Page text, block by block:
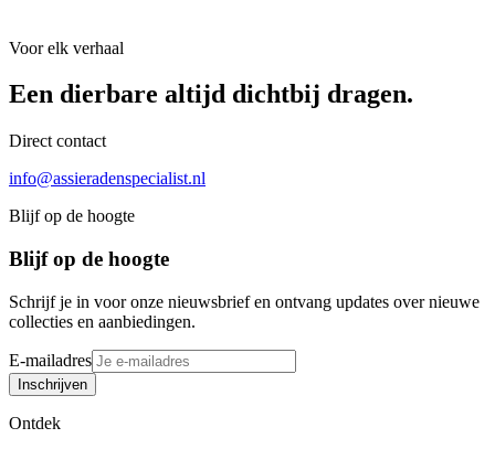
Voor elk verhaal
Een dierbare altijd dichtbij dragen.
Direct contact
info@assieradenspecialist.nl
Blijf op de hoogte
Blijf op de hoogte
Schrijf je in voor onze nieuwsbrief en ontvang updates over nieuwe
collecties en aanbiedingen.
E-mailadres
Inschrijven
Ontdek